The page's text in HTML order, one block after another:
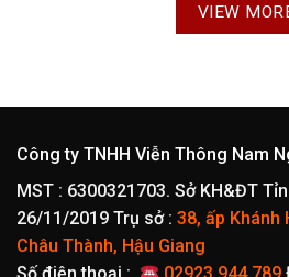
đến
VIEW
Công ty TNHH Viễn Thông Nam
MST : 6300321703. Sở KH&ĐT
26/11/2019 Trụ sở : 38, ấp Khánh
Châu Thành, Hậu Giang